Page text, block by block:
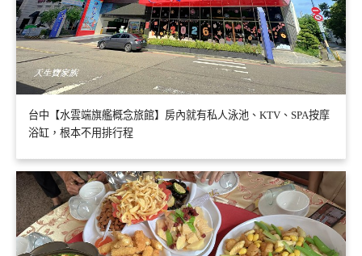
台中【水雲端旗艦概念旅館】房內就有私人泳池、KTV、SPA按摩
浴缸，根本不用排行程